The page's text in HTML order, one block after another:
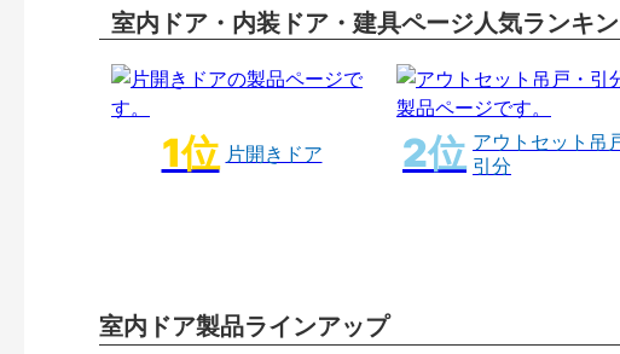
室内ドア・内装ドア・建具ページ人気ランキ
片開きドア
アウトセット吊
引分
室内ドア製品ラインアップ